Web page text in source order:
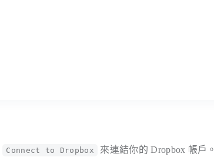
Connect to Dropbox 來連結你的 Dropbox 帳戶。